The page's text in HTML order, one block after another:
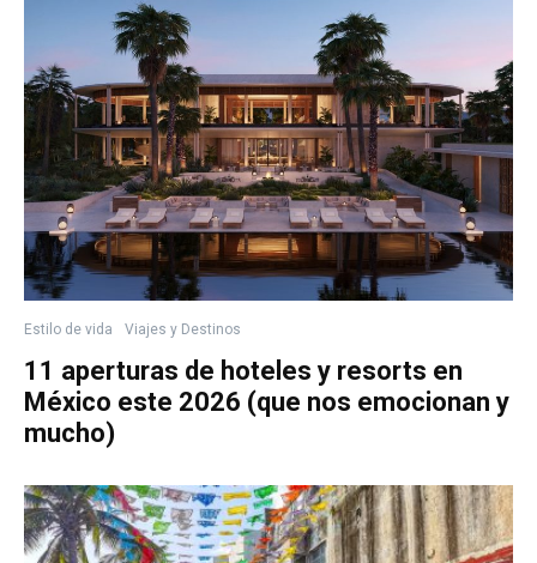
Estilo de vida Viajes y Destinos
11 aperturas de hoteles y resorts en
México este 2026 (que nos emocionan y
mucho)